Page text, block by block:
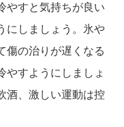
やすと気持ちが良い
にしましょう。氷や
傷の治りが遅くなる
やすようにしましょ
酒、激しい運動は控